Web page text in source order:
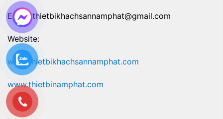
Email: thietbikhachsannamphat@gmail.com
Website:
www.thietbikhachsannamphat.com
www.thietbinamphat.com